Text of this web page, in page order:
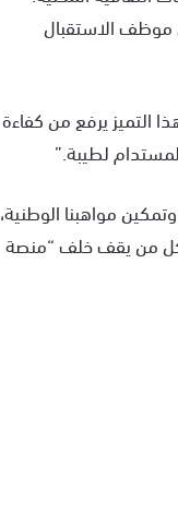
موظف الاستقبال
التميز يرفع من كفاءة
لطيبة.”
مواهبنا الوطنية،
لكل من يقف خلف “منصة